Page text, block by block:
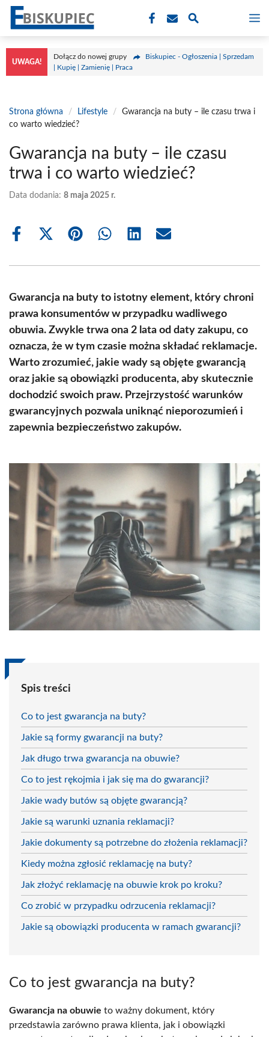
Przejdź
treści
UWAGA!
Dołącz do nowej grupy
Biskupiec - Ogłoszenia | Sprzedam
| Kupię | Zamienię | Praca
Strona główna / Lifestyle /
Gwarancja na buty – ile czasu trwa i
co warto wiedzieć?
Gwarancja na buty – ile czasu
trwa i co warto wiedzieć?
Data dodania: 8 maja 2025 r.
Share
Share
(Twitter)
Share Share Share Share
Gwarancja na buty to istotny element, który chroni
prawa konsumentów w przypadku wadliwego
obuwia. Zwykle trwa ona 2 lata od daty zakupu, co
oznacza, że w tym czasie można składać reklamacje.
Warto zrozumieć, jakie wady są objęte gwarancją
oraz jakie są obowiązki producenta, aby skutecznie
dochodzić swoich praw. Przejrzystość warunków
gwarancyjnych pozwala uniknąć nieporozumień i
zapewnia bezpieczeństwo zakupów.
Spis treści
Co to jest gwarancja na buty?
Jakie są formy gwarancji na buty?
Jak długo trwa gwarancja na obuwie?
Co to jest rękojmia i jak się ma do gwarancji?
Jakie wady butów są objęte gwarancją?
Jakie są warunki uznania reklamacji?
Jakie dokumenty są potrzebne do złożenia reklamacji?
Kiedy można zgłosić reklamację na buty?
Jak złożyć reklamację na obuwie krok po kroku?
Co zrobić w przypadku odrzucenia reklamacji?
Jakie są obowiązki producenta w ramach gwarancji?
Co to jest gwarancja na buty?
Gwarancja na obuwie to ważny dokument, który
przedstawia zarówno prawa klienta, jak i obowiązki